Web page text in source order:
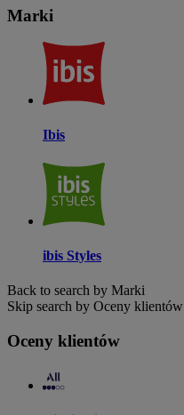
Marki
Ibis
ibis Styles
Back to search by Marki
Skip search by Oceny klientów
Oceny klientów